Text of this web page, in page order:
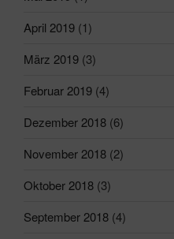
April 2019 (1)
März 2019 (3)
Februar 2019 (4)
Dezember 2018 (6)
November 2018 (2)
Oktober 2018 (3)
September 2018 (4)